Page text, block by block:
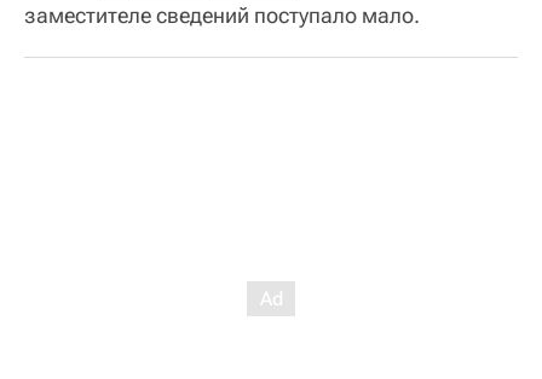
заместителе сведений поступало мало.